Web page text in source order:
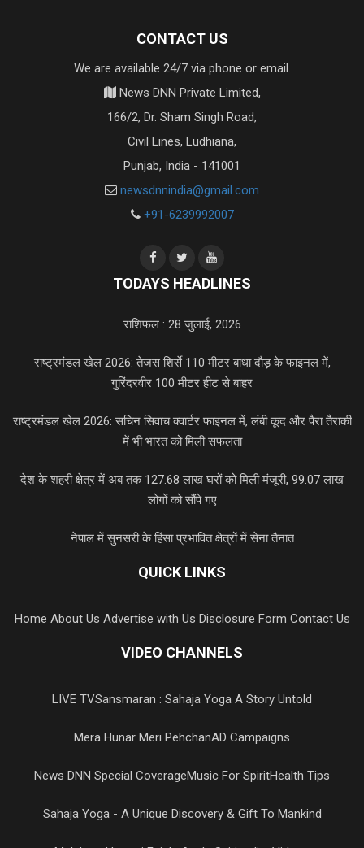
CONTACT US
We are available 24/7 via phone or email.
News DNN Private Limited,
166/2, Dr. Sham Singh Road,
Civil Lines, Ludhiana,
Punjab, India - 141001
newsdnnindia@gmail.com
+91-6239992007
TODAYS HEADLINES
राशिफल : 28 जुलाई, 2026
राष्ट्रमंडल खेल 2026: तेजस शिर्से 110 मीटर बाधा दौड़ के फाइनल में,
गुरिंदरवीर 100 मीटर हीट से बाहर
राष्ट्रमंडल खेल 2026: सचिन सिवाच क्वार्टर फाइनल में, लंबी कूद और पैरा तैराकी
में भी भारत को मिली सफलता
देश के शहरी क्षेत्र में अब तक 127.68 लाख घरों को मिली मंजूरी, 99.07 लाख
लोगों को सौंपे गए
नेपाल में सुनसरी के हिंसा प्रभावित क्षेत्रों में सेना तैनात
QUICK LINKS
Home About Us Advertise with Us Disclosure Form Contact Us
VIDEO CHANNELS
LIVE TVSansmaran : Sahaja Yoga A Story Untold
Mera Hunar Meri PehchanAD Campaigns
News DNN Special CoverageMusic For SpiritHealth Tips
Sahaja Yoga - A Unique Discovery & Gift To Mankind